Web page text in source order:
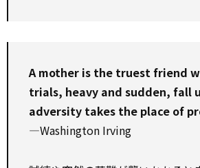
A mother is the truest friend
trials, heavy and sudden, fall
adversity takes the place of
—Washington Irving